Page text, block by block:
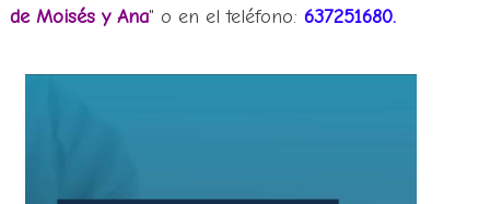
de Moisés y Ana" o en el teléfono: 637251680.